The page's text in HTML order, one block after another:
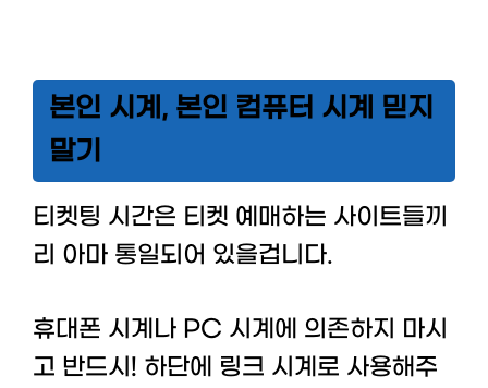
본인 시계, 본인 컴퓨터 시계 믿지
말기
티켓팅 시간은 티켓 예매하는 사이트들끼
리 아마 통일되어 있을겁니다.
휴대폰 시계나 PC 시계에 의존하지 마시
고 반드시! 하단에 링크 시계로 사용해주